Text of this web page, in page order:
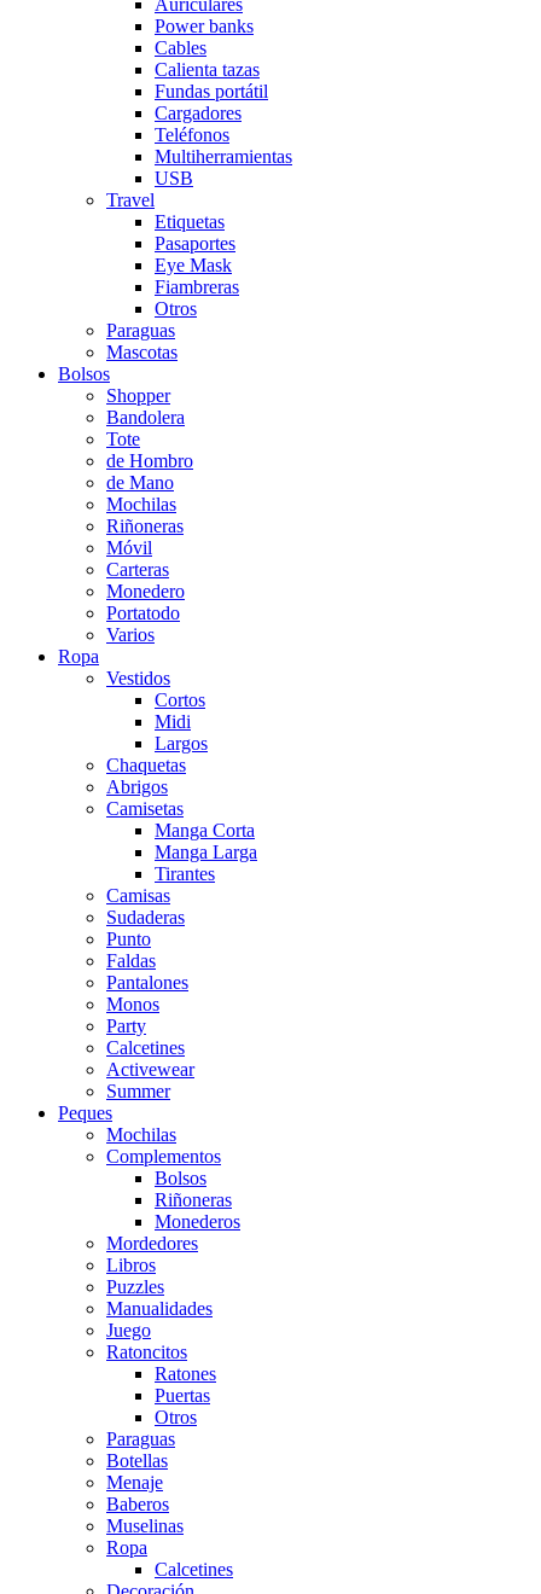
Power banks
Cables
Calienta tazas
Fundas portátil
Cargadores
Teléfonos
Multiherramientas
USB
Travel
Etiquetas
Pasaportes
Eye Mask
Fiambreras
Otros
Paraguas
Mascotas
Bolsos
Shopper
Bandolera
Tote
de Hombro
de Mano
Mochilas
Riñoneras
Móvil
Carteras
Monedero
Portatodo
Varios
Ropa
Vestidos
Cortos
Midi
Largos
Chaquetas
Abrigos
Camisetas
Manga Corta
Manga Larga
Tirantes
Camisas
Sudaderas
Punto
Faldas
Pantalones
Monos
Party
Calcetines
Activewear
Summer
Peques
Mochilas
Complementos
Bolsos
Riñoneras
Monederos
Mordedores
Libros
Puzzles
Manualidades
Juego
Ratoncitos
Ratones
Puertas
Otros
Paraguas
Botellas
Menaje
Baberos
Muselinas
Ropa
Calcetines